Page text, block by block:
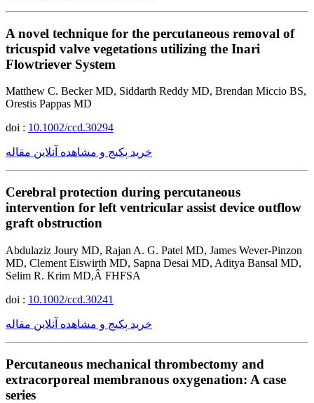
A novel technique for the percutaneous removal of
tricuspid valve vegetations utilizing the Inari
Flowtriever System
Matthew C. Becker MD, Siddarth Reddy MD, Brendan Miccio BS,
Orestis Pappas MD
doi : 10.1002/ccd.30294
خرید پکیج و مشاهده آنلاین مقاله
Cerebral protection during percutaneous
intervention for left ventricular assist device outflow
graft obstruction
Abdulaziz Joury MD, Rajan A. G. Patel MD, James Wever-Pinzon
MD, Clement Eiswirth MD, Sapna Desai MD, Aditya Bansal MD,
Selim R. Krim MD,Â FHFSA
doi : 10.1002/ccd.30241
خرید پکیج و مشاهده آنلاین مقاله
Percutaneous mechanical thrombectomy and
extracorporeal membranous oxygenation: A case
series